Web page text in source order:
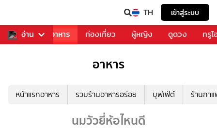
TH เข้าสู่ระบบ
อ่าน
การเพลง อาหาร ท่องเที่ยว ผู้หญิง ดูดวง ทรู
อาหาร
หน้าแรกอาหาร รวมร้านอาหารอร่อย บุฟเฟ่ต์ ร้านกา
นมวัวยี่ห้อไหนดี